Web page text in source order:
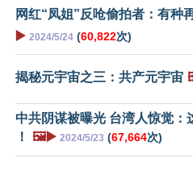
网红“凤姐”反呛偷拍者：有种
▶️ 2024/5/24 (60,822次)
揭秘元宇宙之三：共产元宇宙
中共阴谋被曝光 台湾人惊觉：
！
🖼️▶️ 2024/5/23 (67,664次)